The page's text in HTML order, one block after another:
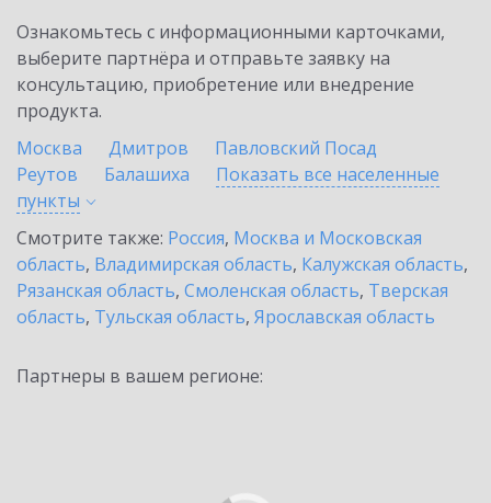
Ознакомьтесь с информационными карточками,
выберите партнёра и отправьте заявку на
консультацию, приобретение или внедрение
продукта.
Москва
Дмитров
Павловский Посад
Реутов
Балашиха
Показать все населенные
пункты
Смотрите также: Россия, Москва и Московская
область, Владимирская область, Калужская область,
Рязанская область, Смоленская область, Тверская
область, Тульская область, Ярославская область
Партнеры в вашем регионе: